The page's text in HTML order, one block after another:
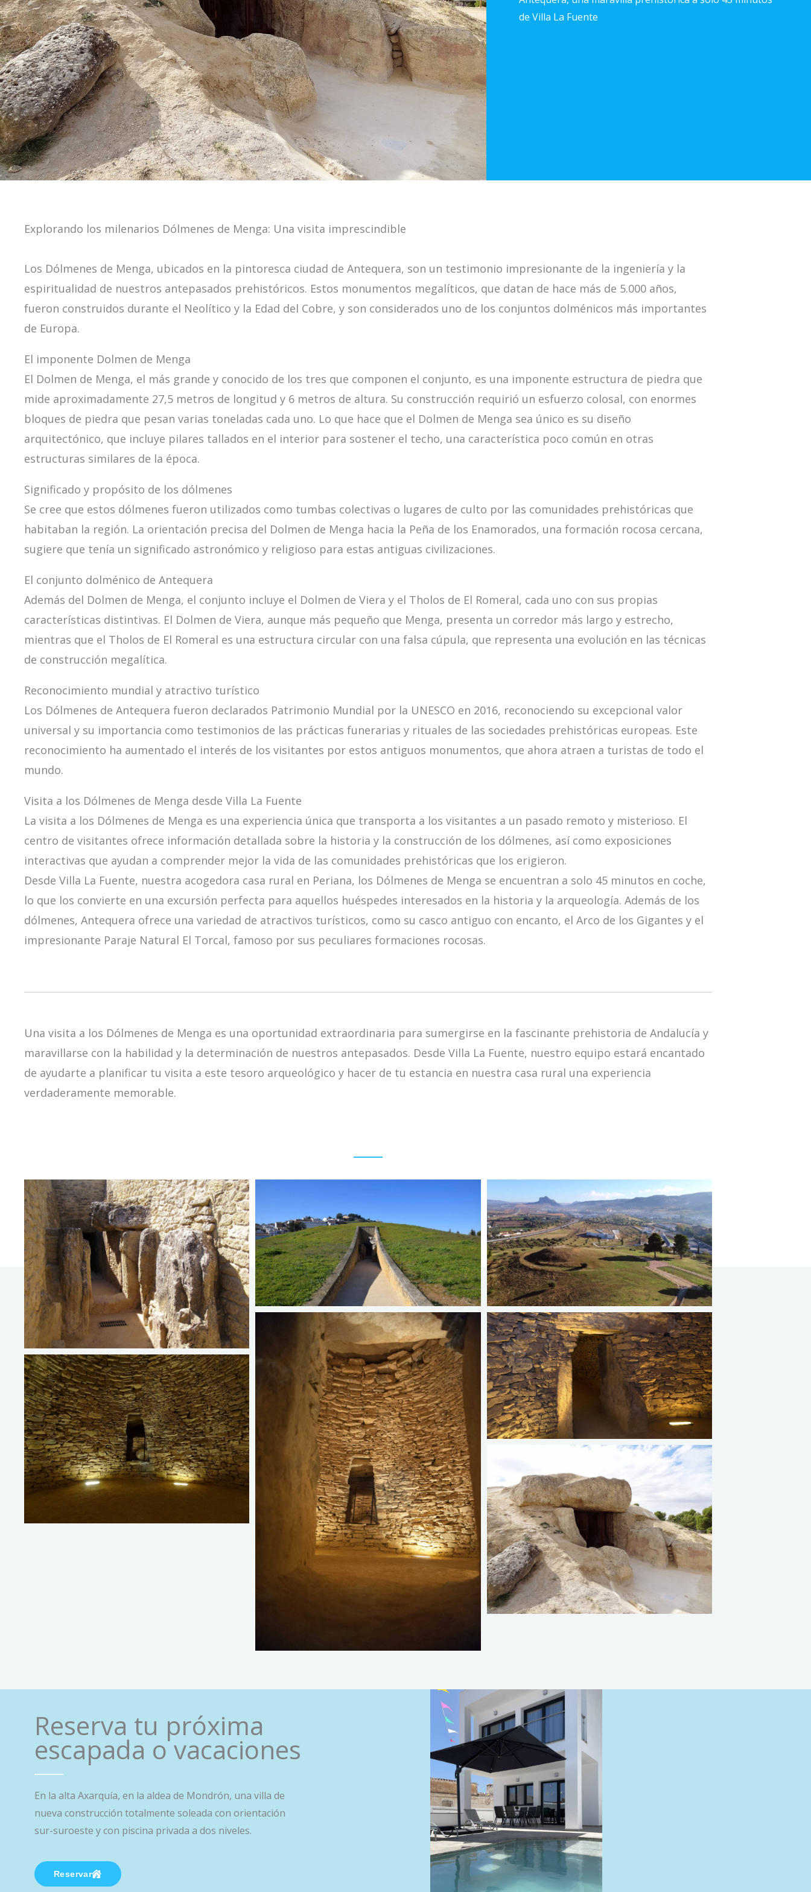
de Villa La Fuente
Explorando los milenarios Dólmenes de Menga: Una visita imprescindible
Los Dólmenes de Menga, ubicados en la pintoresca ciudad de Antequera, son un testimonio impresionante de la ingeniería y la
espiritualidad de nuestros antepasados prehistóricos. Estos monumentos megalíticos, que datan de hace más de 5.000 años,
fueron construidos durante el Neolítico y la Edad del Cobre, y son considerados uno de los conjuntos dolménicos más importantes
de Europa.
El imponente Dolmen de Menga
El Dolmen de Menga, el más grande y conocido de los tres que componen el conjunto, es una imponente estructura de piedra que
mide aproximadamente 27,5 metros de longitud y 6 metros de altura. Su construcción requirió un esfuerzo colosal, con enormes
bloques de piedra que pesan varias toneladas cada uno. Lo que hace que el Dolmen de Menga sea único es su diseño
arquitectónico, que incluye pilares tallados en el interior para sostener el techo, una característica poco común en otras
estructuras similares de la época.
Significado y propósito de los dólmenes
Se cree que estos dólmenes fueron utilizados como tumbas colectivas o lugares de culto por las comunidades prehistóricas que
habitaban la región. La orientación precisa del Dolmen de Menga hacia la Peña de los Enamorados, una formación rocosa cercana,
sugiere que tenía un significado astronómico y religioso para estas antiguas civilizaciones.
El conjunto dolménico de Antequera
Además del Dolmen de Menga, el conjunto incluye el Dolmen de Viera y el Tholos de El Romeral, cada uno con sus propias
características distintivas. El Dolmen de Viera, aunque más pequeño que Menga, presenta un corredor más largo y estrecho,
mientras que el Tholos de El Romeral es una estructura circular con una falsa cúpula, que representa una evolución en las técnicas
de construcción megalítica.
Reconocimiento mundial y atractivo turístico
Los Dólmenes de Antequera fueron declarados Patrimonio Mundial por la UNESCO en 2016, reconociendo su excepcional valor
universal y su importancia como testimonios de las prácticas funerarias y rituales de las sociedades prehistóricas europeas. Este
reconocimiento ha aumentado el interés de los visitantes por estos antiguos monumentos, que ahora atraen a turistas de todo el
mundo.
Visita a los Dólmenes de Menga desde Villa La Fuente
La visita a los Dólmenes de Menga es una experiencia única que transporta a los visitantes a un pasado remoto y misterioso. El
centro de visitantes ofrece información detallada sobre la historia y la construcción de los dólmenes, así como exposiciones
interactivas que ayudan a comprender mejor la vida de las comunidades prehistóricas que los erigieron.
Desde Villa La Fuente, nuestra acogedora casa rural en Periana, los Dólmenes de Menga se encuentran a solo 45 minutos en coche,
lo que los convierte en una excursión perfecta para aquellos huéspedes interesados en la historia y la arqueología. Además de los
dólmenes, Antequera ofrece una variedad de atractivos turísticos, como su casco antiguo con encanto, el Arco de los Gigantes y el
impresionante Paraje Natural El Torcal, famoso por sus peculiares formaciones rocosas.
Una visita a los Dólmenes de Menga es una oportunidad extraordinaria para sumergirse en la fascinante prehistoria de Andalucía y
maravillarse con la habilidad y la determinación de nuestros antepasados. Desde Villa La Fuente, nuestro equipo estará encantado
de ayudarte a planificar tu visita a este tesoro arqueológico y hacer de tu estancia en nuestra casa rural una experiencia
verdaderamente memorable.
Reserva tu próxima
escapada o vacaciones
En la alta Axarquía, en la aldea de Mondrón, una villa de
nueva construcción totalmente soleada con orientación
sur-suroeste y con piscina privada a dos niveles.
Reservar